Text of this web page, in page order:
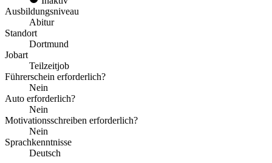
Ausbildungsniveau
Abitur
Standort
Dortmund
Jobart
Teilzeitjob
Führerschein erforderlich?
Nein
Auto erforderlich?
Nein
Motivationsschreiben erforderlich?
Nein
Sprachkenntnisse
Deutsch